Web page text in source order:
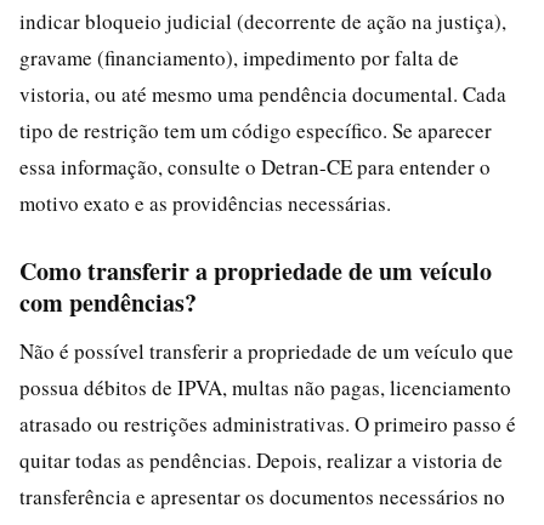
indicar bloqueio judicial (decorrente de ação na justiça),
gravame (financiamento), impedimento por falta de
vistoria, ou até mesmo uma pendência documental. Cada
tipo de restrição tem um código específico. Se aparecer
essa informação, consulte o Detran-CE para entender o
motivo exato e as providências necessárias.
Como transferir a propriedade de um veículo
com pendências?
Não é possível transferir a propriedade de um veículo que
possua débitos de IPVA, multas não pagas, licenciamento
atrasado ou restrições administrativas. O primeiro passo é
quitar todas as pendências. Depois, realizar a vistoria de
transferência e apresentar os documentos necessários no